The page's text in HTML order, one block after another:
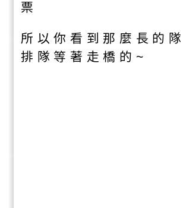
票
所以你看到那麼長的
排隊等著走橋的~